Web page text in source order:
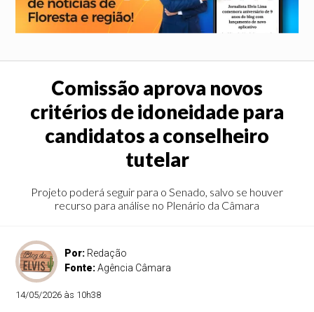
Comissão aprova novos
critérios de idoneidade para
candidatos a conselheiro
tutelar
Projeto poderá seguir para o Senado, salvo se houver
recurso para análise no Plenário da Câmara
Por: Redação
Fonte:Agência Câmara
14/05/2026 às 10h38